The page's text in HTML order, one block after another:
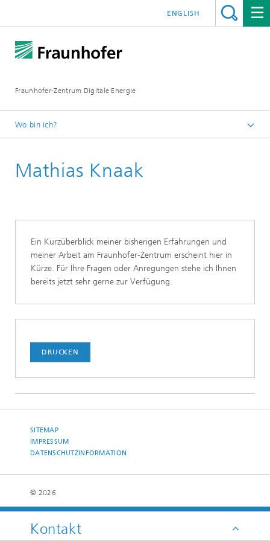
Fraunhofer-Zentrum Digitale Energie
ENGLISH
Wo bin ich?
Über uns
Mathias Knaak
Ein Kurzüberblick meiner bisherigen Erfahrungen und
meiner Arbeit am Fraunhofer-Zentrum erscheint hier in
Kürze. Für Ihre Fragen oder Anregungen stehe ich Ihnen
bereits jetzt sehr gerne zur Verfügung.
Kontakt
DRUCKEN
SITEMAP
IMPRESSUM
DATENSCHUTZINFORMATION
© 2026